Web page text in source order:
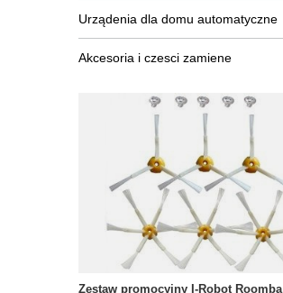
Urządenia dla domu automatyczne
Akcesoria i czesci zamiene
Zestaw promocyjny I-Robot Roomba